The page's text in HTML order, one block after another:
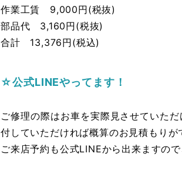
作業工賃 9,000円(税抜)
部品代 3,160円(税抜)
合計 13,376円(税込)
☆公式LINEやってます！
ご修理の際はお車を実際見させていた
付していただければ概算のお見積もりが
ご来店予約も公式LINEから出来ますの